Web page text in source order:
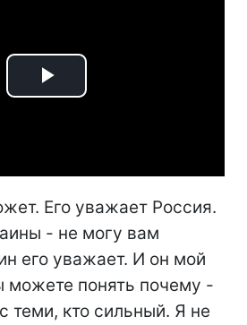
Play
Его уважает Россия.
- не могу вам
его уважает. И он мой
можете понять почему -
теми, кто сильный. Я не